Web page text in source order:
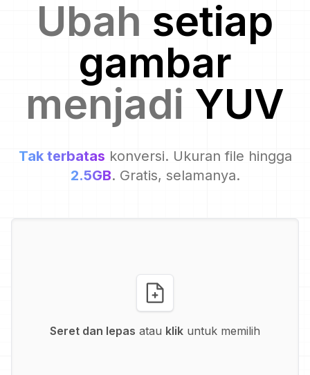
Ubah setiap
gambar
menjadi YUV
Tak terbatas konversi. Ukuran file hingga
2.5GB. Gratis, selamanya.
Seret dan lepas atau klik untuk memilih